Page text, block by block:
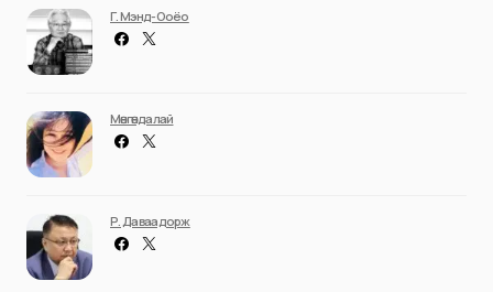
Г. Мэнд-Ооёо
Мөнгөндалай
Р. Даваадорж